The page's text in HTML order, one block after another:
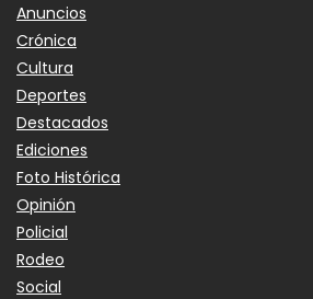
Anuncios
Crónica
Cultura
Deportes
Destacados
Ediciones
Foto Histórica
Opinión
Policial
Rodeo
Social